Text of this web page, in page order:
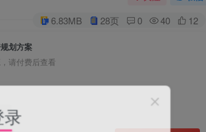
6.83MB 28页 0 40 12
划方案
请付费后查看